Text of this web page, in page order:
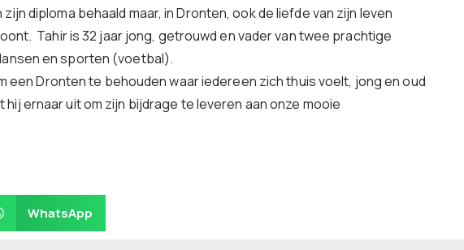
diploma behaald maar, in Dronten, ook de liefde van zijn leven
Tahir is 32 jaar jong, getrouwd en vader van twee prachtige
en sporten (voetbal).
Dronten te behouden waar iedereen zich thuis voelt, jong en oud
ernaar uit om zijn bijdrage te leveren aan onze mooie
WhatsApp